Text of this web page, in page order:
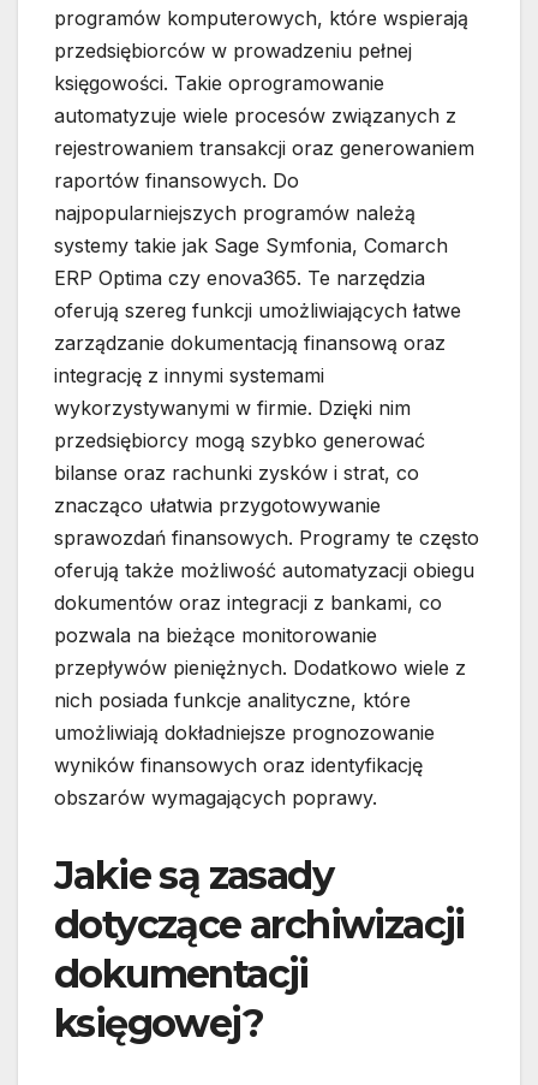
programów komputerowych, które wspierają
przedsiębiorców w prowadzeniu pełnej
księgowości. Takie oprogramowanie
automatyzuje wiele procesów związanych z
rejestrowaniem transakcji oraz generowaniem
raportów finansowych. Do
najpopularniejszych programów należą
systemy takie jak Sage Symfonia, Comarch
ERP Optima czy enova365. Te narzędzia
oferują szereg funkcji umożliwiających łatwe
zarządzanie dokumentacją finansową oraz
integrację z innymi systemami
wykorzystywanymi w firmie. Dzięki nim
przedsiębiorcy mogą szybko generować
bilanse oraz rachunki zysków i strat, co
znacząco ułatwia przygotowywanie
sprawozdań finansowych. Programy te często
oferują także możliwość automatyzacji obiegu
dokumentów oraz integracji z bankami, co
pozwala na bieżące monitorowanie
przepływów pieniężnych. Dodatkowo wiele z
nich posiada funkcje analityczne, które
umożliwiają dokładniejsze prognozowanie
wyników finansowych oraz identyfikację
obszarów wymagających poprawy.
Jakie są zasady
dotyczące archiwizacji
dokumentacji
księgowej?